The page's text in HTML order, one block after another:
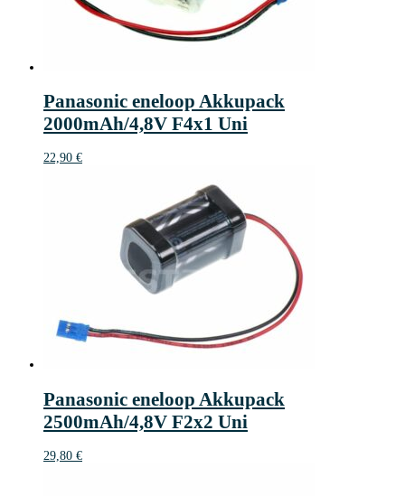
Panasonic eneloop Akkupack
2000mAh/4,8V F4x1 Uni
22,90 €
Panasonic eneloop Akkupack
2500mAh/4,8V F2x2 Uni
29,80 €